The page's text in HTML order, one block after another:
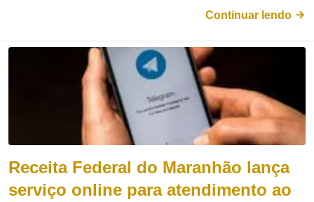
Continuar lendo
Receita Federal do Maranhão lança
serviço online para atendimento ao